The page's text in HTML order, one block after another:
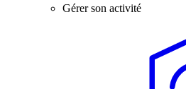
Gérer son activité